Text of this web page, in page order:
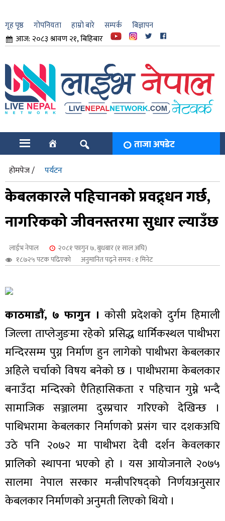
गृह पृष्ठ गोपनियता हाम्रो बारे सम्पर्क बिज्ञापन
आज: २०८३ श्रावण २१, बिहिबार
ताजा अपडेट
होमपेज / पर्यटन
केबलकारले पहिचानको प्रवद्र्धन गर्छ,
नागरिकको जीवनस्तरमा सुधार ल्याउँछ
लाईभ नेपाल
२०८१ फागुन ७, बुधबार (१ साल अघि)
१८७२५ पटक पढिएको
अनुमानित पढ्ने समय : १ मिनेट
काठमाडाैं, ७ फागुन । कोसी प्रदेशको दुर्गम हिमाली
जिल्ला ताप्लेजुङमा रहेको प्रसिद्ध धार्मिकस्थल पाथीभरा
मन्दिरसम्म पुग्न निर्माण हुन लागेको पाथीभरा केबलकार
अहिले चर्चाको विषय बनेको छ । पाथीभरामा केबलकार
बनाउँदा मन्दिरको एैतिहासिकता र पहिचान गुम्ने भन्दै
सामाजिक सञ्जालमा दुस्प्रचार गरिएको देखिन्छ ।
पाथिभरामा केबलकार निर्माणको प्रसंग चार दशकअघि
उठे पनि २०७२ मा पाथीभरा देवी दर्शन केवलकार
प्रालिको स्थापना भएको हो । यस आयोजनाले २०७५
सालमा नेपाल सरकार मन्त्रीपरिषद्को निर्णयअनुसार
केबलकार निर्माणको अनुमती लिएको थियो ।